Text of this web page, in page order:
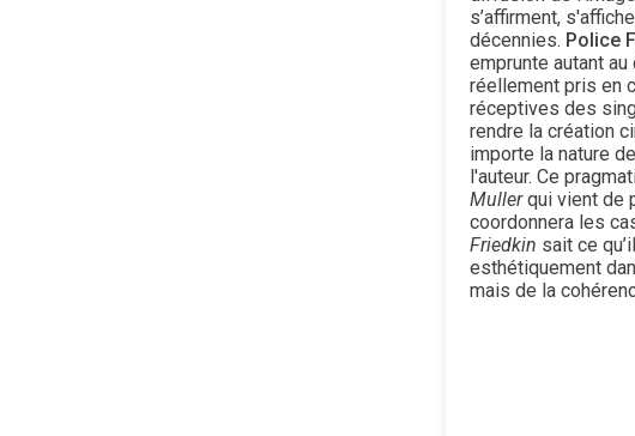
s’affirment,
décennies. Police
emprunte autant
réellement pris en
réceptives des
rendre la création
importe la nature
l'auteur. Ce
Mullerqui vient de
coordonnera les
Friedkin sait ce
esthétiquement
mais de la